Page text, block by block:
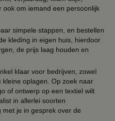
ook om iemand een persoonlijk
simpele stappen, en bestellen
kleding in eigen huis, hierdoor
de prijs laag houden en
klaar voor bedrijven, zowel
oplagen. Op zoek naar
of ontwerp op een textiel wilt
in allerlei soorten
je in gesprek over de